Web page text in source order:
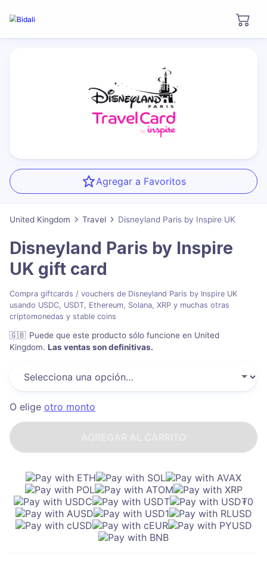
Agregar a Favoritos
United Kingdom Travel Disneyland Paris by Inspire UK
Disneyland Paris by Inspire
UK gift card
Compra giftcards / vouchers de Disneyland Paris by Inspire UK
usando USDC, USDT, Ethereum, Solana, XRP y muchas otras
criptomonedas y stable coins
🇬🇧 Puede que este producto sólo funcione en United
Kingdom. Las ventas son definitivas.
O elige otro monto